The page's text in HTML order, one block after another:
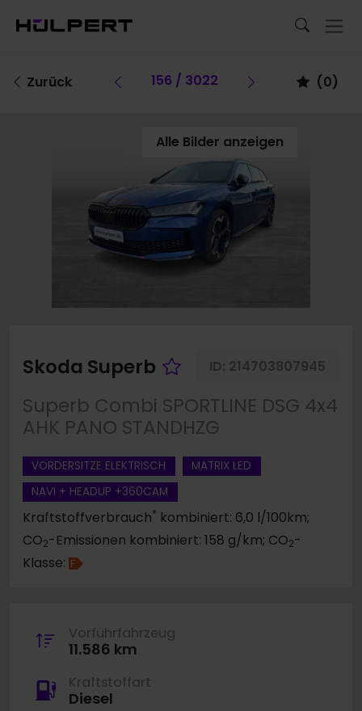
Zurück Vorheriges Fahrzeug
156 / 3022 Vorheriges
(0)
Alle Bilder anzeigen
Skoda Superb Fahrzeug merken
ID: 214703807945
Superb Combi SPORTLINE DSG 4x4
AHK PANO STANDHZG
VORDERSITZE ELEKTRISCH
MATRIX LED
NAVI + HEADUP +360CAM
Kraftstoffverbrauch* kombiniert: 6,0 l/100km;
CO2-Emissionen kombiniert: 158 g/km; CO2-
Klasse: F
Vorführfahrzeug
11.586 km
Kraftstoffart
Diesel